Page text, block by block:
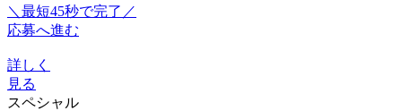
＼最短45秒で完了／
応募へ進む
詳しく
見る
スペシャル